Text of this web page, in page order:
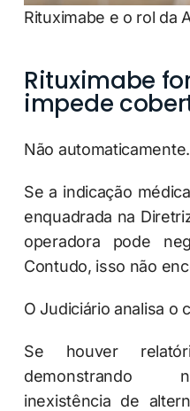
Rituximabe e o rol da
Rituximabe
impede
Não automaticamente.
Se a indicação
enquadrada na
operadora pode
Contudo, isso não
O Judiciário analisa o
Se houver
demonstrando
inexistência de